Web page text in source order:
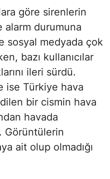
göre sirenlerin
alarm durumuna
sosyal medyada çok
bazı kullanıcılar
ileri sürdü.
ise Türkiye hava
bir cismin hava
havada
Görüntülerin
ait olup olmadığı